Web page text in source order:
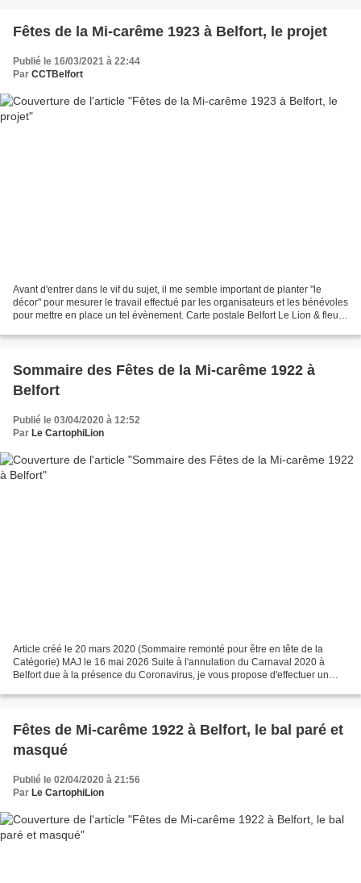
Fêtes de la Mi-carême 1923 à Belfort, le projet
Publié le 16/03/2021 à 22:44
Par CCTBelfort
Avant d'entrer dans le vif du sujet, il me semble important de planter "le
décor" pour mesurer le travail effectué par les organisateurs et les bénévoles
pour mettre en place un tel évènement. Carte postale Belfort Le Lion & fleurs
Sommaire des Fêtes de la Mi-carême 1922 à
Belfort
Publié le 03/04/2020 à 12:52
Par Le CartophiLion
Article créé le 20 mars 2020 (Sommaire remonté pour être en tête de la
Catégorie) MAJ le 16 mai 2026 Suite à l'annulation du Carnaval 2020 à
Belfort due à la présence du Coronavirus, je vous propose d'effectuer un
Fêtes de Mi-carême 1922 à Belfort, le bal paré et
masqué
Publié le 02/04/2020 à 21:56
Par Le CartophiLion